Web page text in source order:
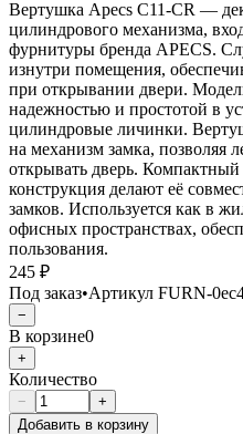
Вертушка Apecs C11-CR —
цилиндрового механизма,
фурнитуры бренда APECS.
изнутри помещения,
при открывании двери.
надежностью и простотой в
цилиндровые личинки.
на механизм замка, позволяя
открывать дверь. Компактный
конструкция делают её
замков. Используется как в
офисных пространствах,
пользования.
245 ₽
Под заказ•Артикул FURN-
−
В корзине0
+
Количество
−
+
Добавить в корзину